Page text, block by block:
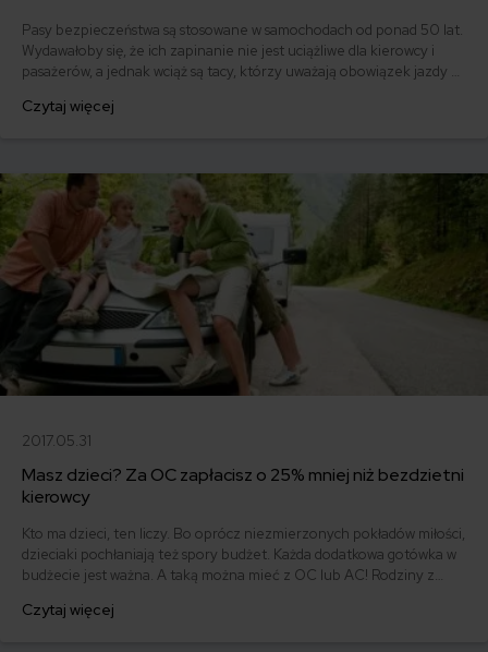
Pasy bezpieczeństwa są stosowane w samochodach od ponad 50 lat.
Wydawałoby się, że ich zapinanie nie jest uciążliwe dla kierowcy i
pasażerów, a jednak wciąż są tacy, którzy uważają obowiązek jazdy w
pasów podchodzą ubezpieczyciele?
Czytaj więcej
2017.05.31
Masz dzieci? Za OC zapłacisz o 25% mniej niż bezdzietni
kierowcy
Kto ma dzieci, ten liczy. Bo oprócz niezmierzonych pokładów miłości,
dzieciaki pochłaniają też spory budżet. Każda dodatkowa gotówka w
budżecie jest ważna. A taką można mieć z OC lub AC! Rodziny z
dzieci koszt polisy spada aż o 268 złotych. Ubezpieczyciele
Czytaj więcej